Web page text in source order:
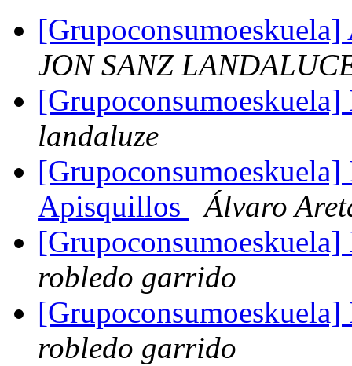
JON SANZ
landaluze
Apisquillos
Álvaro
robledo garrido
robledo garrido